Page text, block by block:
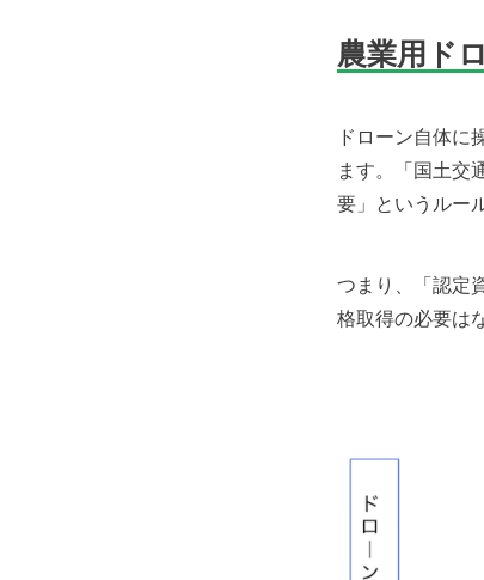
農業用ド
ドローン自体に
ます。「国土交
要」というルー
つまり、「認定
格取得の必要は